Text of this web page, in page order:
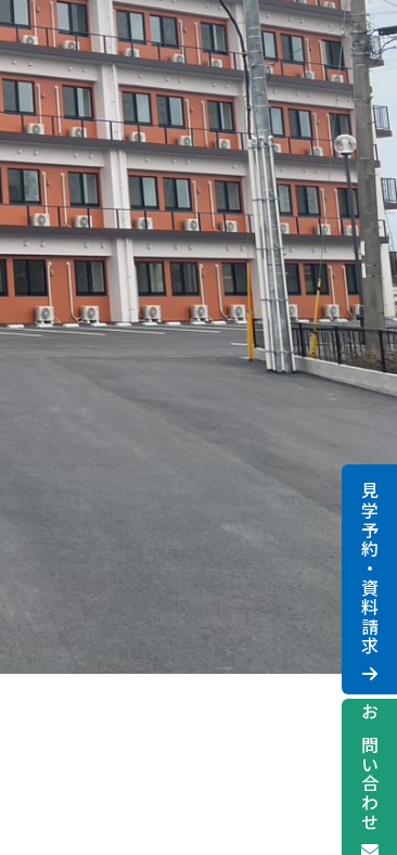
見学予約・資料請求
お問い合わせ